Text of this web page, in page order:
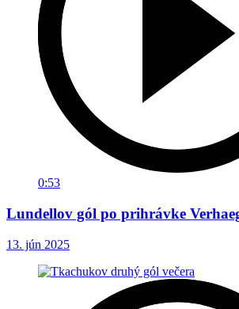
0:53
Lundellov gól po prihrávke
13. jún 2025